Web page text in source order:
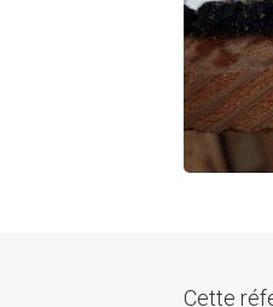
Cette